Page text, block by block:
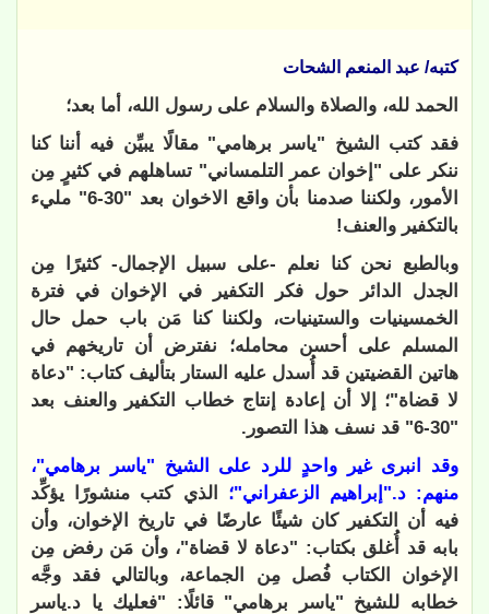
كتبه/ عبد المنعم الشحات
الحمد لله، والصلاة والسلام على رسول الله، أما بعد؛
فقد كتب الشيخ "ياسر برهامي" مقالًا يبيِّن فيه أننا كنا
ننكر على "إخوان عمر التلمساني" تساهلهم في كثيرٍ مِن
الأمور، ولكننا صدمنا بأن واقع الاخوان بعد "30-6" مليء
بالتكفير والعنف!
وبالطبع نحن كنا نعلم -على سبيل الإجمال- كثيرًا مِن
الجدل الدائر حول فكر التكفير في الإخوان في فترة
الخمسينيات والستينيات، ولكننا كنا مَن باب حمل حال
المسلم على أحسن محامله؛ نفترض أن تاريخهم في
هاتين القضيتين قد أُسدل عليه الستار بتأليف كتاب: "دعاة
لا قضاة"؛ إلا أن إعادة إنتاج خطاب التكفير والعنف بعد
"30-6" قد نسف هذا التصور.
وقد انبرى غير واحدٍ للرد على الشيخ "ياسر برهامي"،
منهم: د."إبراهيم الزعفراني"؛
الذي كتب منشورًا يؤكِّد
فيه أن التكفير كان شيئًا عارضًا في تاريخ الإخوان، وأن
بابه قد أُغلق بكتاب: "دعاة لا قضاة"، وأن مَن رفض مِن
الإخوان الكتاب فُصل مِن الجماعة، وبالتالي فقد وجَّه
خطابه للشيخ "ياسر برهامي" قائلًا: "فعليك يا د.ياسر